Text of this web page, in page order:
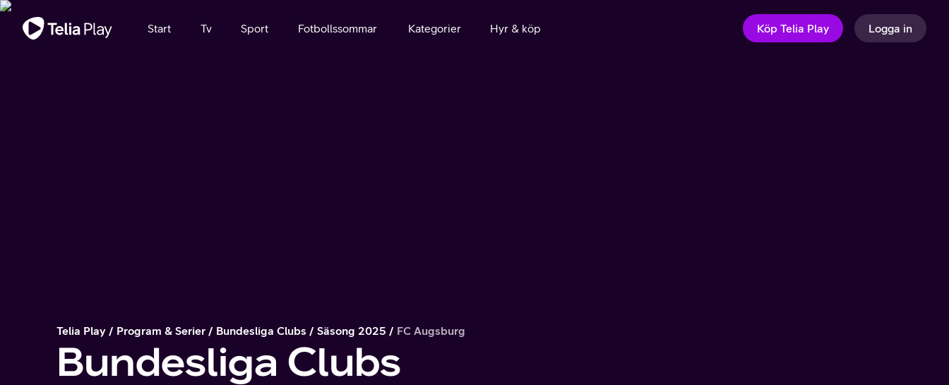
Viktigt meddelande
Start Tv Sport Fotbollssommar Kategorier Hyr & köp Köp Telia Play Logga in
Telia Play Program & Serier Bundesliga Clubs Säsong 2025 FC Augsburg
Bundesliga Clubs